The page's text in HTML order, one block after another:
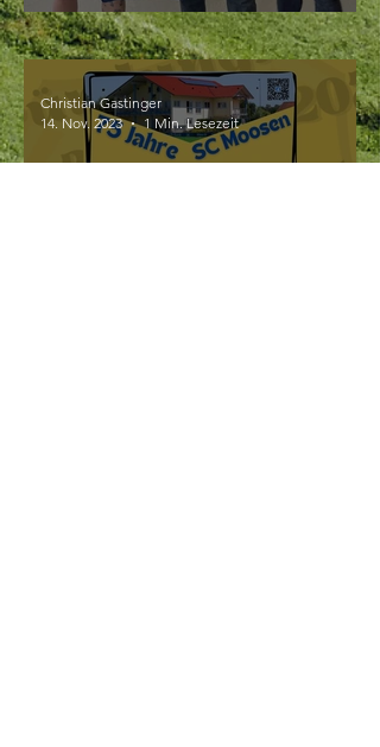
Christian Gastinger
14. Nov. 2023
1 Min. Lesezeit